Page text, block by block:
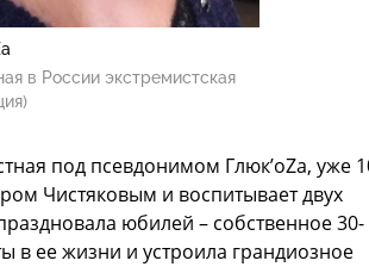
в России экстремистская
под псевдонимом Глюк’oZа, уже
Чистяковым и воспитывает двух
юбилей – собственное 30-
в ее жизни и устроила грандиозное